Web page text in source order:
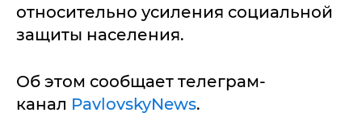
относительно усиления социальной
защиты населения.
Об этом сообщает телеграм-
канал PavlovskyNews.